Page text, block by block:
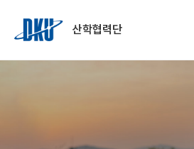
산학협력단